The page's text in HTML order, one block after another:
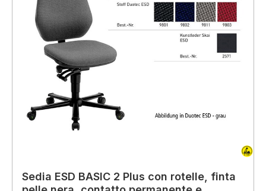
Sedia ESD BASIC 2 Plus con rotelle, finta